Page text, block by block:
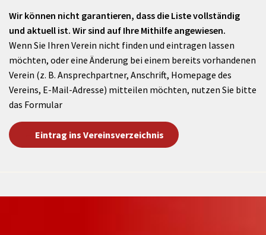
Wir können nicht garantieren, dass die Liste vollständig
und aktuell ist. Wir sind auf Ihre Mithilfe angewiesen.
Wenn Sie Ihren Verein nicht finden und eintragen lassen
möchten, oder eine Änderung bei einem bereits vorhandenen
Verein (z. B. Ansprechpartner, Anschrift, Homepage des
Vereins, E-Mail-Adresse) mitteilen möchten, nutzen Sie bitte
das Formular
Eintrag ins Vereinsverzeichnis